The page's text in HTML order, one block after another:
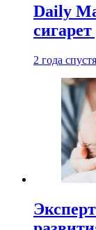
Daily
2 года спустя